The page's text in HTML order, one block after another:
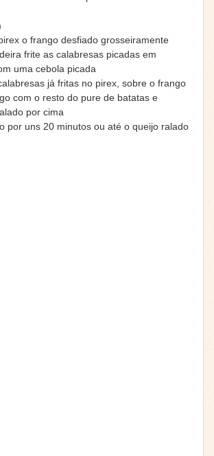
o frango desfiado grosseiramente
frite as calabresas picadas em
uma cebola picada
já fritas no pirex, sobre o frango
com o resto do pure de batatas e
por cima
por uns 20 minutos ou até o queijo ralado